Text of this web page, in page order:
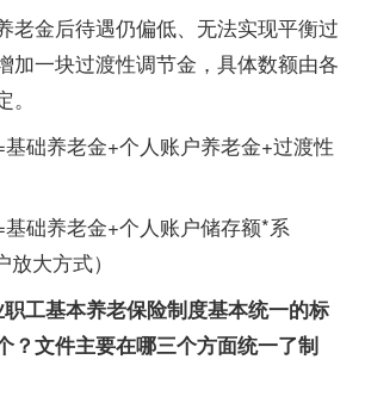
金后待遇仍偏低、无法实现平衡过
加一块过渡性调节金，具体数额由各
养老金+个人账户养老金+过渡性
础养老金+个人账户储存额*系
大方式）
工基本养老保险制度基本统一的标
？文件主要在哪三个方面统一了制